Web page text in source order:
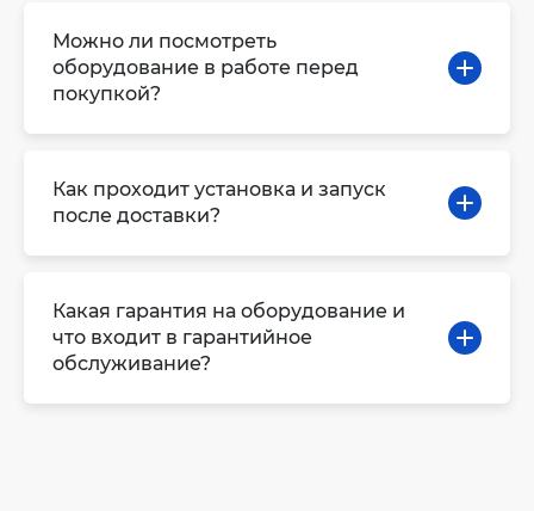
Можно ли посмотреть
оборудование в работе перед
покупкой?
Как проходит установка и запуск
после доставки?
Какая гарантия на оборудование и
что входит в гарантийное
обслуживание?